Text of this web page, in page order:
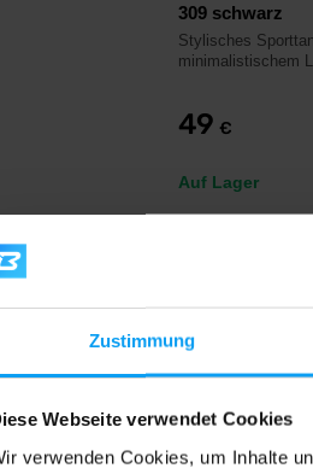
Zustimmung
Webseite verwendet Cookies
verwenden Cookies, um Inhalte
309 schwarz
Stylisches
minimalistischem
49 €
Auf Lager